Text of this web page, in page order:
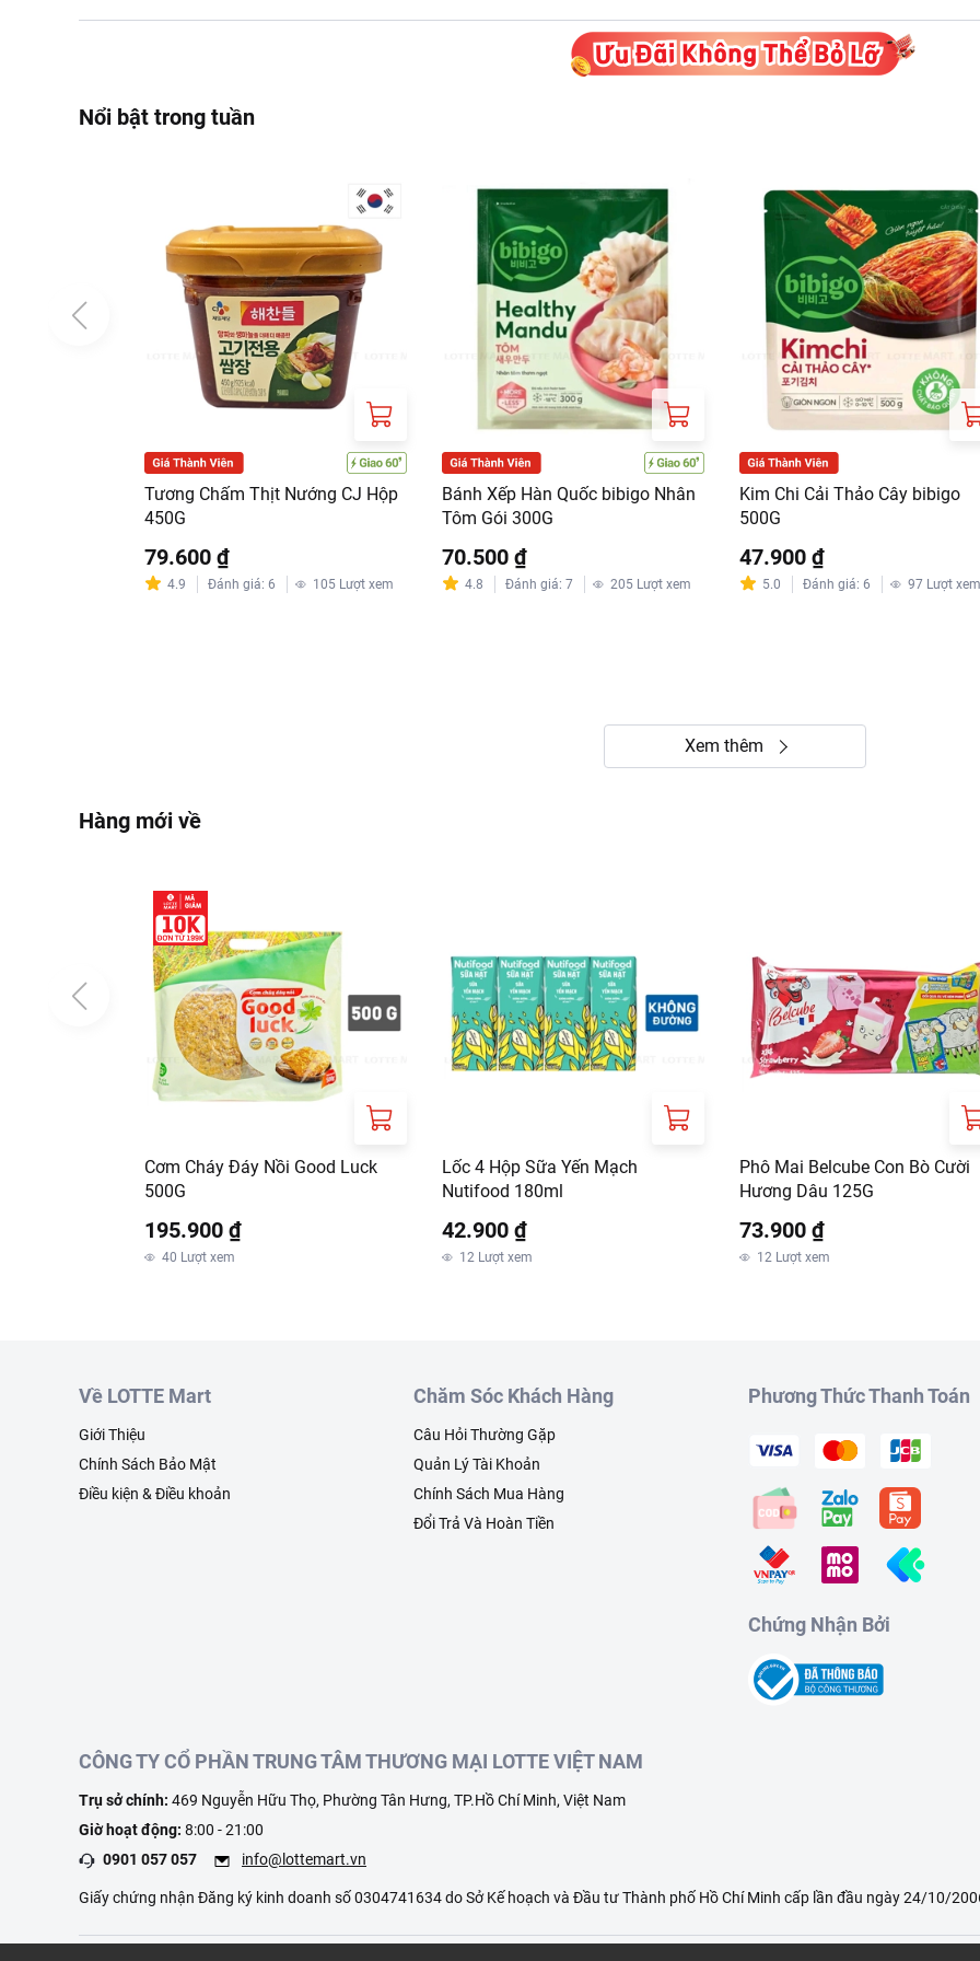
Nổi bật trong tuần
Tương Chấm Thịt Nướng CJ Hộp
450G
79.600 ₫
4.9 Đánh giá: 6 105 Lượt xem
Bánh Xếp Hàn Quốc bibigo Nhân
Tôm Gói 300G
70.500 ₫
4.8 Đánh giá: 7 205 Lượt xem
Kim Chi Cải Thảo Cây bibigo
500G
47.900 ₫
5.0 Đánh giá: 6 97 Lượt xem
Xem thêm
Hàng mới về
Cơm Cháy Đáy Nồi Good Luck
500G
195.900 ₫
40 Lượt xem
Lốc 4 Hộp Sữa Yến Mạch
Nutifood 180ml
42.900 ₫
12 Lượt xem
Phô Mai Belcube Con Bò Cười
Hương Dâu 125G
73.900 ₫
12 Lượt xem
Về LOTTE Mart
Giới Thiệu
Chính Sách Bảo Mật
Điều kiện & Điều khoản
Chăm Sóc Khách Hàng
Câu Hỏi Thường Gặp
Quản Lý Tài Khoản
Chính Sách Mua Hàng
Đổi Trả Và Hoàn Tiền
Phương Thức Thanh Toán
Chứng Nhận Bởi
CÔNG TY CỔ PHẦN TRUNG TÂM THƯƠNG MẠI LOTTE VIỆT NAM
Trụ sở chính: 469 Nguyễn Hữu Thọ, Phường Tân Hưng, TP.Hồ Chí Minh, Việt Nam
Giờ hoạt động: 8:00 - 21:00
0901 057 057
info@lottemart.vn
Giấy chứng nhận Đăng ký kinh doanh số 0304741634 do Sở Kế hoạch và Đầu tư Thành phố Hồ Chí Minh cấp lần đầu ngày 24/10/